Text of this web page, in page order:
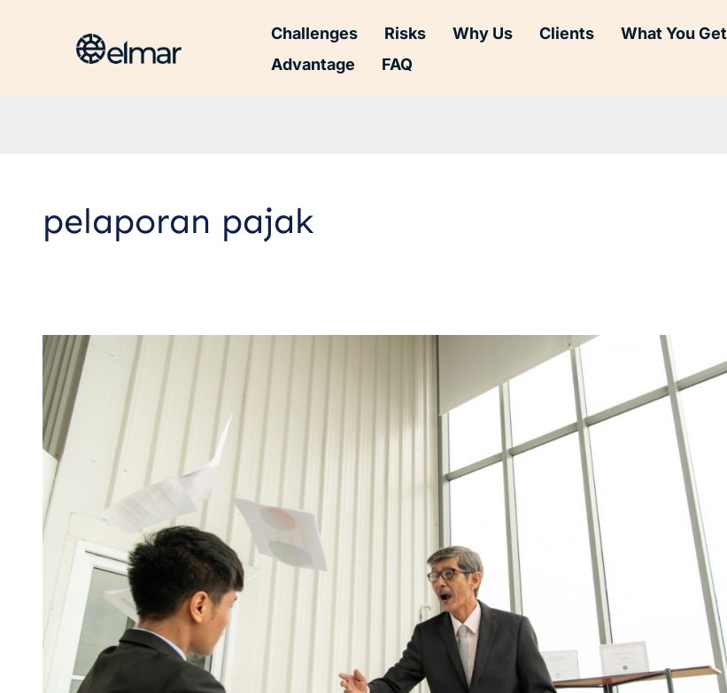
Challenges Risks Why Us Clients
What You Get
Advantage
FAQ
pelaporan pajak
Perbedaan
Litigasi
dan
Non-
litigasi
dalam
Menyelesaikan
Sengketa